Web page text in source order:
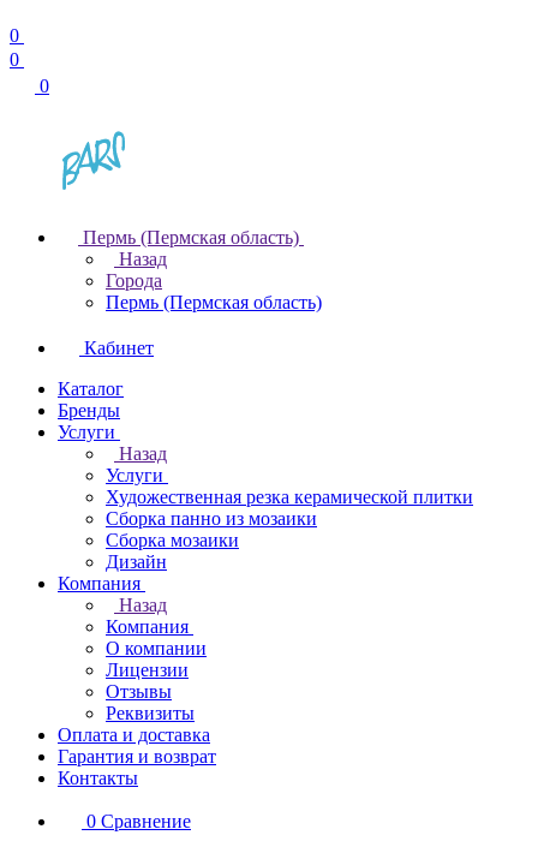
0
0
0
Пермь (Пермская область)
Назад
Города
Пермь (Пермская область)
Кабинет
Каталог
Бренды
Услуги
Назад
Услуги
Художественная резка керамической плитки
Сборка панно из мозаики
Сборка мозаики
Дизайн
Компания
Назад
Компания
О компании
Лицензии
Отзывы
Реквизиты
Оплата и доставка
Гарантия и возврат
Контакты
0 Сравнение